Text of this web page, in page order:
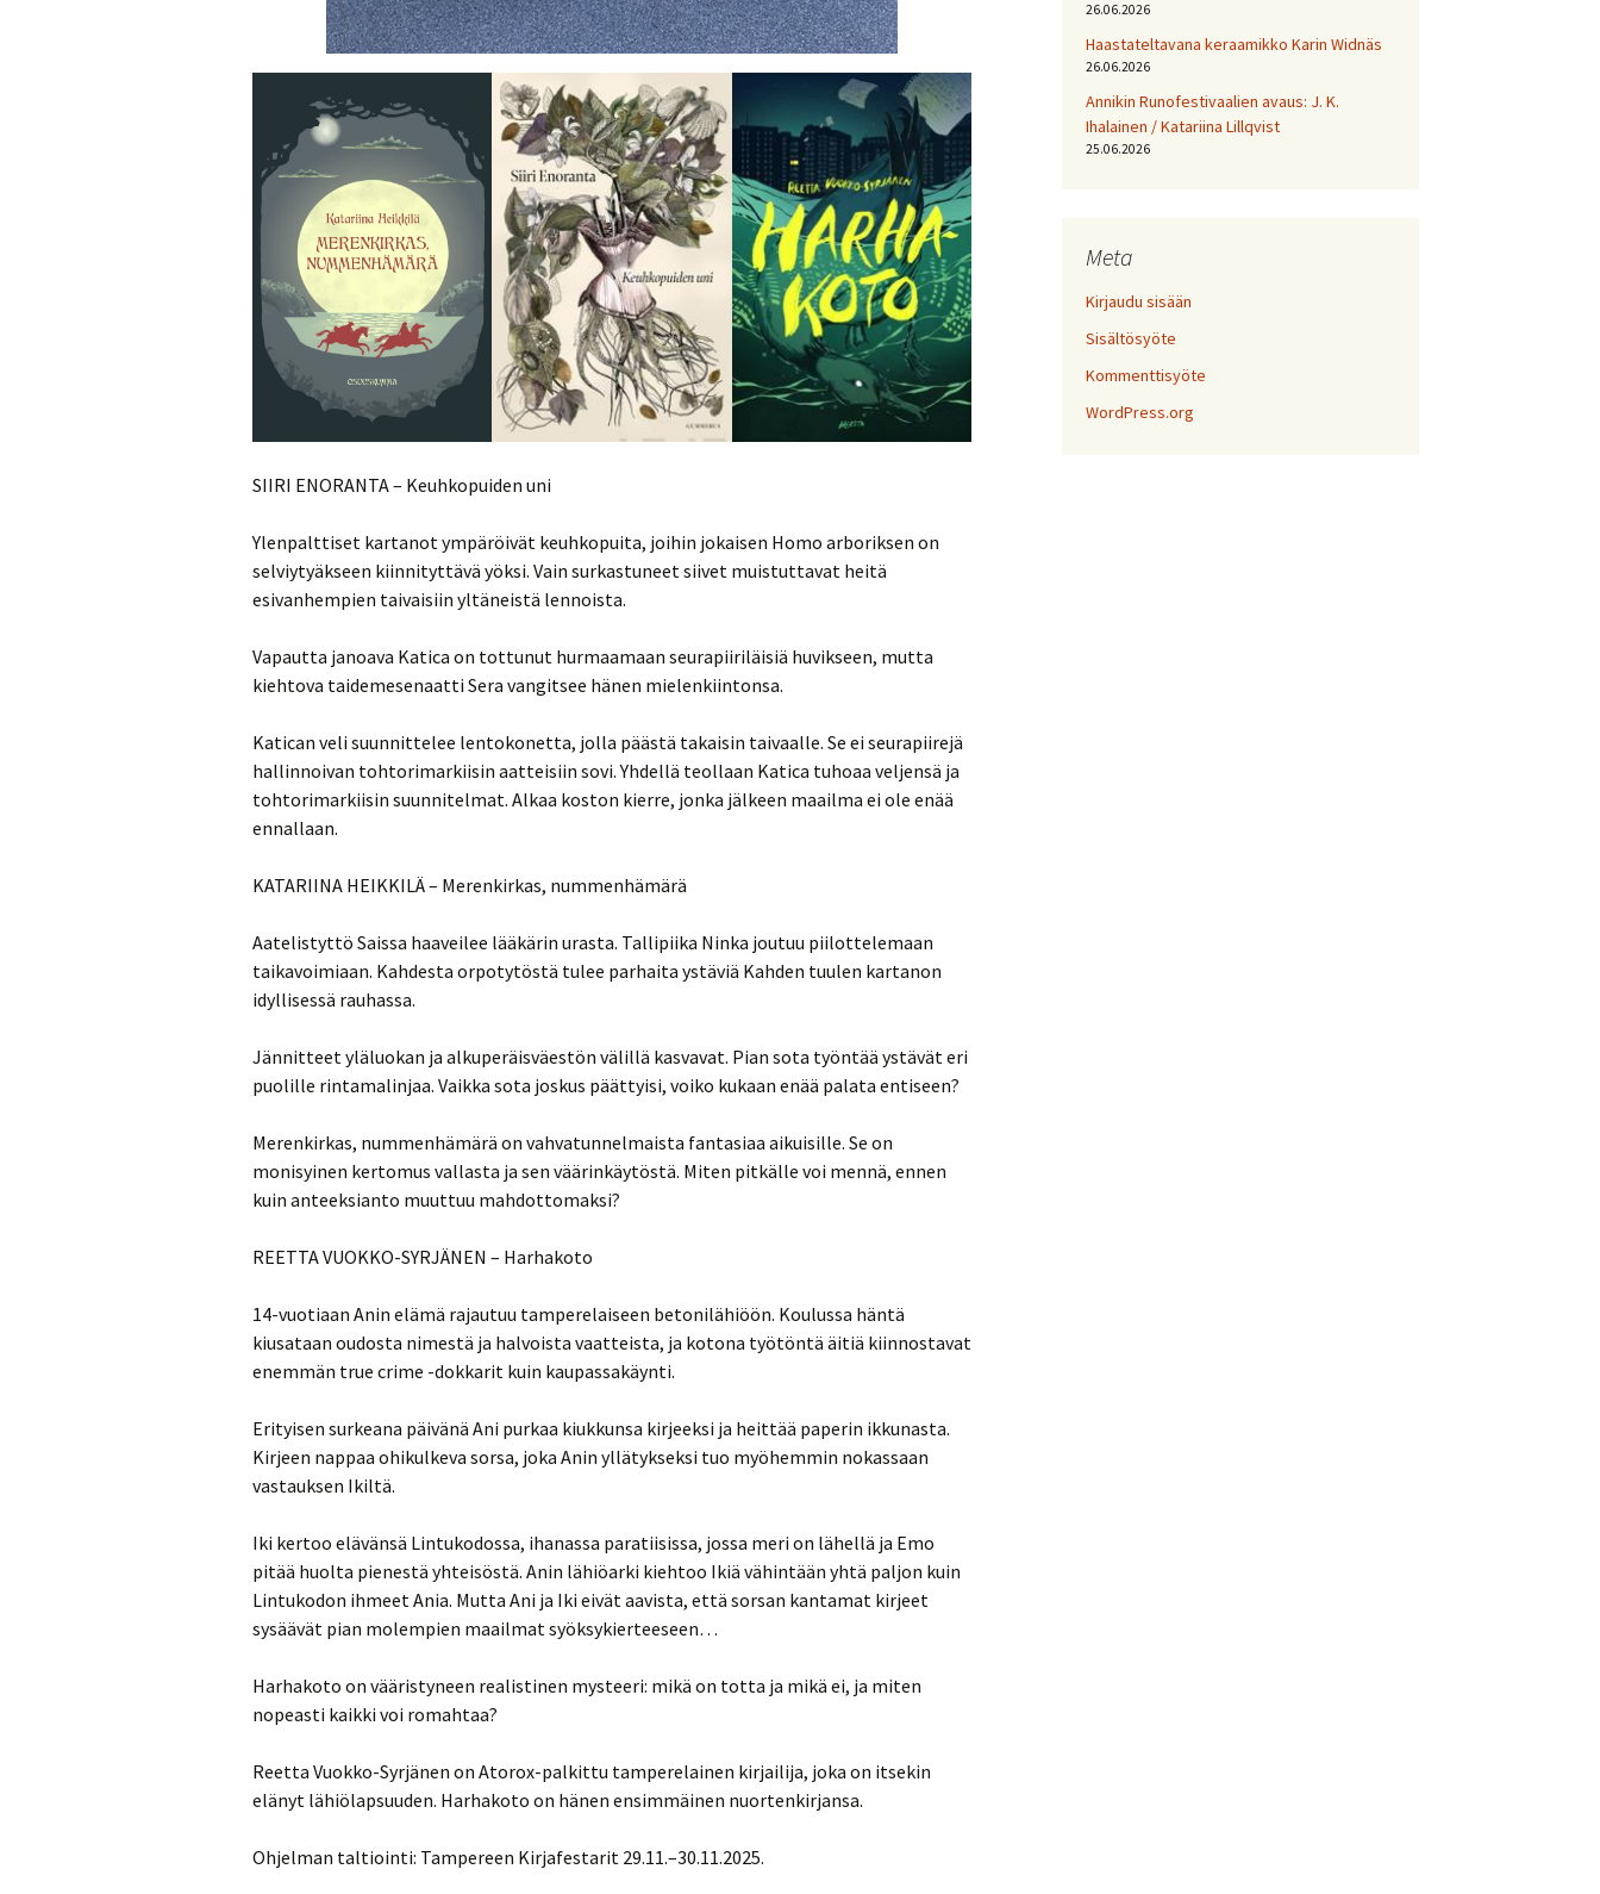
SIIRI ENORANTA – Keuhkopuiden uni
Ylenpalttiset kartanot ympäröivät keuhkopuita, joihin jokaisen Homo arboriksen on
selviytyäkseen kiinnityttävä yöksi. Vain surkastuneet siivet muistuttavat heitä
esivanhempien taivaisiin yltäneistä lennoista.
Vapautta janoava Katica on tottunut hurmaamaan seurapiiriläisiä huvikseen, mutta
kiehtova taidemesenaatti Sera vangitsee hänen mielenkiintonsa.
Katican veli suunnittelee lentokonetta, jolla päästä takaisin taivaalle. Se ei seurapiirejä
hallinnoivan tohtorimarkiisin aatteisiin sovi. Yhdellä teollaan Katica tuhoaa veljensä ja
tohtorimarkiisin suunnitelmat. Alkaa koston kierre, jonka jälkeen maailma ei ole enää
ennallaan.
KATARIINA HEIKKILÄ – Merenkirkas, nummenhämärä
Aatelistyttö Saissa haaveilee lääkärin urasta. Tallipiika Ninka joutuu piilottelemaan
taikavoimiaan. Kahdesta orpotytöstä tulee parhaita ystäviä Kahden tuulen kartanon
idyllisessä rauhassa.
Jännitteet yläluokan ja alkuperäisväestön välillä kasvavat. Pian sota työntää ystävät eri
puolille rintamalinjaa. Vaikka sota joskus päättyisi, voiko kukaan enää palata entiseen?
Merenkirkas, nummenhämärä on vahvatunnelmaista fantasiaa aikuisille. Se on
monisyinen kertomus vallasta ja sen väärinkäytöstä. Miten pitkälle voi mennä, ennen
kuin anteeksianto muuttuu mahdottomaksi?
REETTA VUOKKO-SYRJÄNEN – Harhakoto
14-vuotiaan Anin elämä rajautuu tamperelaiseen betonilähiöön. Koulussa häntä
kiusataan oudosta nimestä ja halvoista vaatteista, ja kotona työtöntä äitiä kiinnostavat
enemmän true crime -dokkarit kuin kaupassakäynti.
Erityisen surkeana päivänä Ani purkaa kiukkunsa kirjeeksi ja heittää paperin ikkunasta.
Kirjeen nappaa ohikulkeva sorsa, joka Anin yllätykseksi tuo myöhemmin nokassaan
vastauksen Ikiltä.
Iki kertoo elävänsä Lintukodossa, ihanassa paratiisissa, jossa meri on lähellä ja Emo
pitää huolta pienestä yhteisöstä. Anin lähiöarki kiehtoo Ikiä vähintään yhtä paljon kuin
Lintukodon ihmeet Ania. Mutta Ani ja Iki eivät aavista, että sorsan kantamat kirjeet
sysäävät pian molempien maailmat syöksykierteeseen…
Harhakoto on vääristyneen realistinen mysteeri: mikä on totta ja mikä ei, ja miten
nopeasti kaikki voi romahtaa?
Reetta Vuokko-Syrjänen on Atorox-palkittu tamperelainen kirjailija, joka on itsekin
elänyt lähiölapsuuden. Harhakoto on hänen ensimmäinen nuortenkirjansa.
Ohjelman taltiointi: Tampereen Kirjafestarit 29.11.–30.11.2025.
26.06.2026
Haastateltavana keraamikko Karin Widnäs
26.06.2026
Annikin Runofestivaalien avaus: J. K.
Ihalainen / Katariina Lillqvist
25.06.2026
Meta
Kirjaudu sisään
Sisältösyöte
Kommenttisyöte
WordPress.org